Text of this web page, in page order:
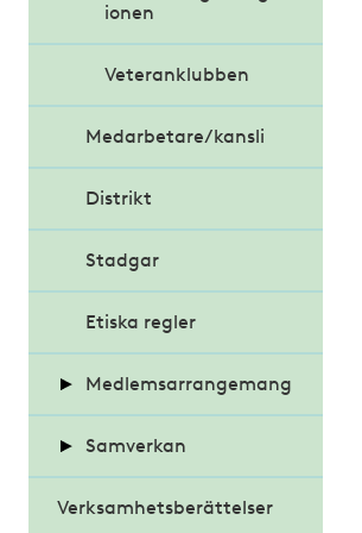
Inramningsgruppe
ionen
Veteranklubben
Medarbetare/kansli
Distrikt
Stadgar
Etiska regler
Medlemsarrangemang
Fasaddagen
Fasaddagen 2023
Glasdagen
Samverkan
Almedalsveckan
Verksamhetsberättelser